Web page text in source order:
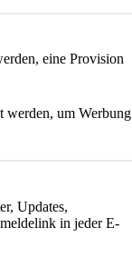
eine Provision
werden, um Werbung
Updates,
in jeder E-